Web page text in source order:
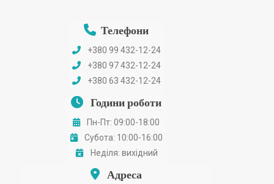
Телефони
+380 99 432-12-24
+380 97 432-12-24
+380 63 432-12-24
Години роботи
Пн-Пт: 09:00-18:00
Субота: 10:00-16:00
Неділя: вихідний
Адреса